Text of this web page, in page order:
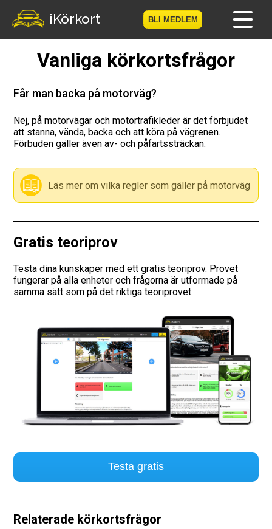
iKörkort BLI MEDLEM
Hem
Bli medlem
Logga in
Prov
Körkortsresan
Körkortsteori
Checklista för ditt körkort
Vägmärken
Hitta trafikskola
Presentkort
Language
Vanliga körkortsfrågor
Får man backa på motorväg?
Nej, på motorvägar och motortrafikleder är det förbjudet
att stanna, vända, backa och att köra på vägrenen.
Förbuden gäller även av- och påfartssträckan.
Läs mer om vilka regler som gäller på motorväg
Gratis teoriprov
Testa dina kunskaper med ett gratis teoriprov. Provet
fungerar på alla enheter och frågorna är utformade på
samma sätt som på det riktiga teoriprovet.
Testa gratis
Relaterade körkortsfrågor